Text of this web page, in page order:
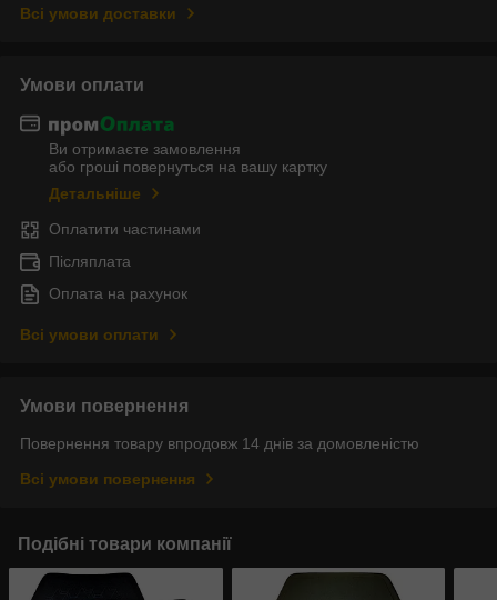
Всі умови доставки
Умови оплати
Ви отримаєте замовлення
або гроші повернуться на вашу картку
Детальніше
Оплатити частинами
Післяплата
Оплата на рахунок
Всі умови оплати
Умови повернення
Повернення товару впродовж 14 днів за домовленістю
Всі умови повернення
Подібні товари компанії